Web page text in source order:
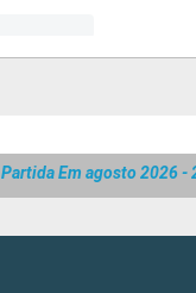
Partida Em agosto 2026 -